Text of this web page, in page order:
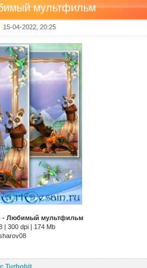
мультфильм
15-04-2022, 20:25
- Любимый мультфильм
| 300 dpi | 174 Mb
Turbobit